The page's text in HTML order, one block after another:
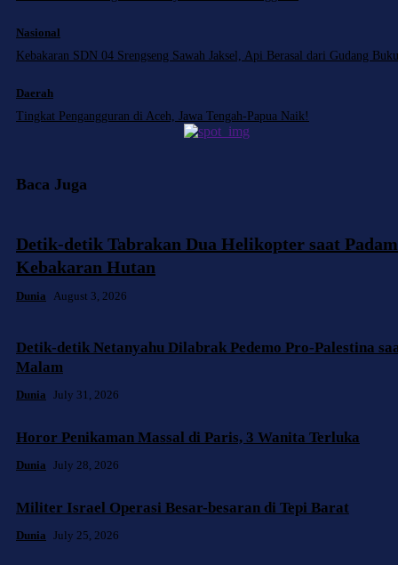
Nasional
Kebakaran SDN 04 Srengseng Sawah Jaksel, Api Berasal dari Gudang Buku
Daerah
Tingkat Pengangguran di Aceh, Jawa Tengah-Papua Naik!
Baca Juga
Detik-detik Tabrakan Dua Helikopter saat
Kebakaran Hutan
Dunia August 3, 2026
Detik-detik Netanyahu Dilabrak Pedemo Pro-Palestina
Malam
Dunia July 31, 2026
Horor Penikaman Massal di Paris, 3 Wanita Terluka
Dunia July 28, 2026
Militer Israel Operasi Besar-besaran di Tepi Barat
Dunia July 25, 2026